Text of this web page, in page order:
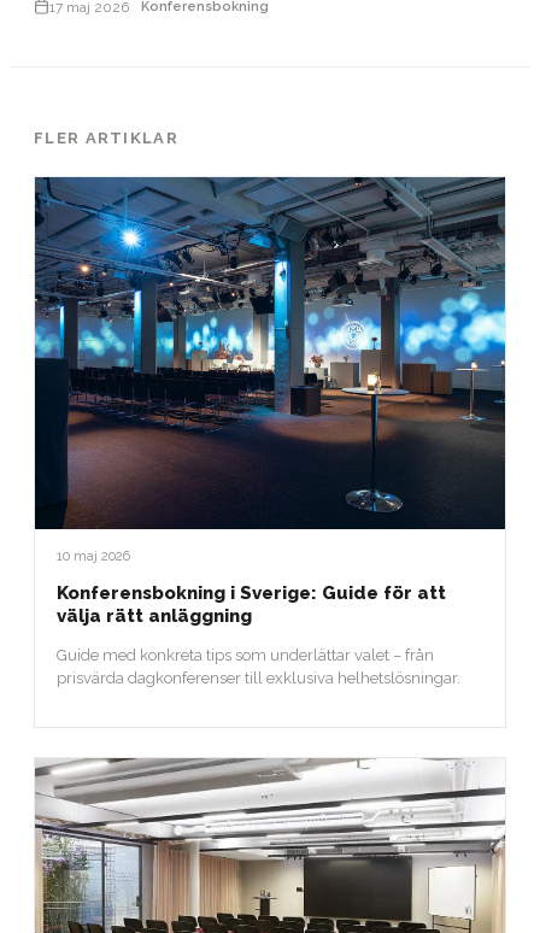
17 maj 2026 Konferensbokning
FLER ARTIKLAR
10 maj 2026
Konferensbokning i Sverige: Guide för att
välja rätt anläggning
Guide med konkreta tips som underlättar valet – från
prisvärda dagkonferenser till exklusiva helhetslösningar.